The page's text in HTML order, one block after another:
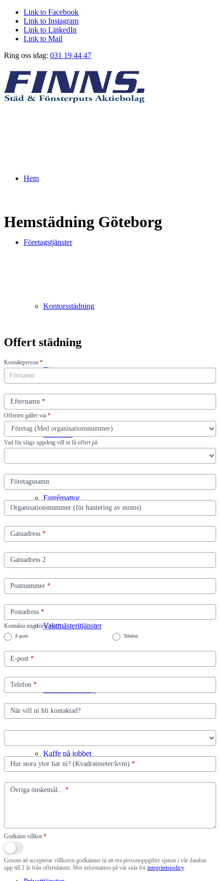
Link to Facebook
Link to Instagram
Link to LinkedIn
Link to Mail
Ring oss idag: 031 19 44 47
Hem
Företagstjänster
Kontorsstädning
Fönsterputs
Golvvård
Entrémattor
Trappstädning
Vaktmästeritjänster
Kaffe på jobbet
Hemstädning Göteborg
Offert städning
Offert
städning
Kontaktperson *
Efternamn *
Offerten gäller via *
Vad för slags uppdrag vill ni få offert på
Företagsnamn
Organisationsnummer (för hantering av moms)
Gatuadress *
Gatuadress 2
Postnummer *
Postadress *
Kontakta mig först via*
E-post Telefon
E-post *
Telefon *
När vill ni bli kontaktad?
Hur stora ytor har ni? (Kvadratmeter/kvm) *
Övriga önskemål... *
Godkänn villkor *
Genom att accepterar villkoren godkänner ni att era personuppgifter sparas i vår databas
upp till 2 år från offertdatum. Mer information på vår sida för integritetspolicy